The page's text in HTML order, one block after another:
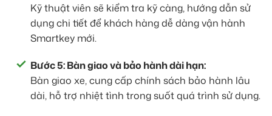
Kỹ thuật viên sẽ kiểm tra kỹ càng, hướng dẫn sử
dụng chi tiết để khách hàng dễ dàng vận hành
Smartkey mới.
Bước 5: Bàn giao và bảo hành dài hạn:
Bàn giao xe, cung cấp chính sách bảo hành lâu
dài, hỗ trợ nhiệt tình trong suốt quá trình sử dụng.